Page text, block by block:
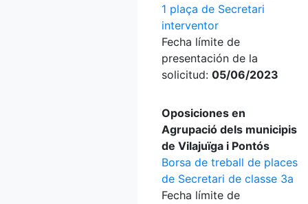
1 plaça de Secretari
interventor
Fecha límite de
presentación de la
solicitud: 05/06/2023
Oposiciones en
Agrupació dels municipis
de Vilajuïga i Pontós
Borsa de treball de places
de Secretari de classe 3a
Fecha límite de